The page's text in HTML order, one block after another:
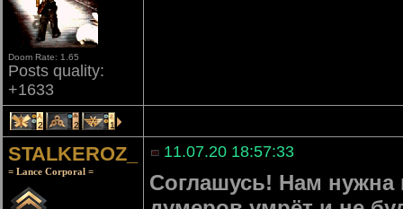
Doom Rate: 1.65
Posts quality:
+1633
2 2 1
STALKEROZ_
= Lance Corporal =
11.07.20 18:57:33
Соглашусь! Нам нужна